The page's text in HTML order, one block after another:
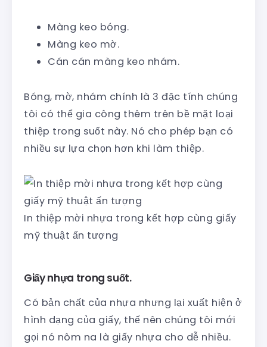
Màng keo bóng.
Màng keo mờ.
Cán cán màng keo nhám.
Bóng, mờ, nhám chính là 3 đặc tính chúng
tôi có thể gia công thêm trên bề mặt loại
thiệp trong suốt này. Nó cho phép bạn có
nhiều sự lựa chọn hơn khi làm thiệp.
In thiệp mời nhựa trong kết hợp cùng giấy
mỹ thuật ấn tượng
Giấy nhựa trong suốt.
Có bản chất của nhựa nhưng lại xuất hiện ở
hình dạng của giấy, thế nên chúng tôi mới
gọi nó nôm na là giấy nhựa cho dễ nhiều.